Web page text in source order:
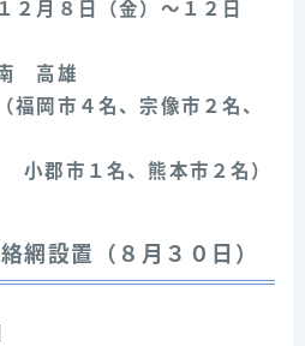
８日（金）～１２日
高雄
岡市４名、宗像市２名、
熊本市２名）
設置（８月３０日）